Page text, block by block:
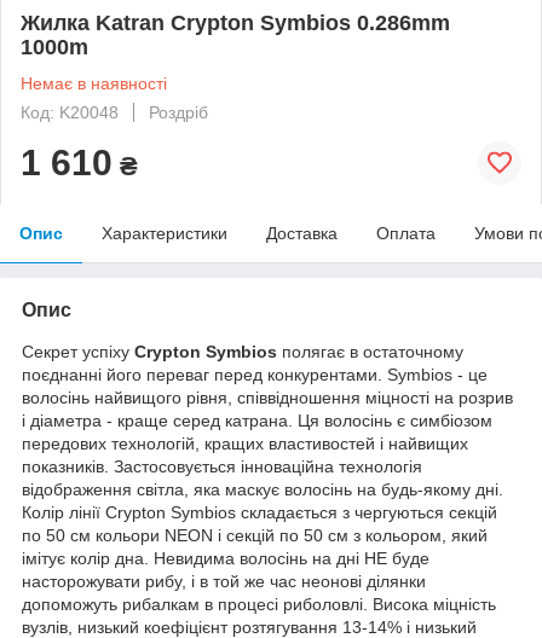
Жилка Katran Crypton Symbios 0.286mm
1000m
Немає в наявності
Код: K20048
Роздріб
1 610 ₴
Опис Характеристики Доставка Оплата Умови
Опис
Секрет успіху Crypton Symbios полягає в остаточному
поєднанні його переваг перед конкурентами. Symbios - це
волосінь найвищого рівня, співвідношення міцності на розрив
і діаметра - краще серед катрана. Ця волосінь є симбіозом
передових технологій, кращих властивостей і найвищих
показників. Застосовується інноваційна технологія
відображення світла, яка маскує волосінь на будь-якому дні.
Колір лінії Crypton Symbios складається з чергуються секцій
по 50 см кольори NEON і секцій по 50 см з кольором, який
імітує колір дна. Невидима волосінь на дні НЕ буде
насторожувати рибу, і в той же час неонові ділянки
допоможуть рибалкам в процесі риболовлі. Висока міцність
вузлів, низький коефіцієнт розтягування 13-14% і низький